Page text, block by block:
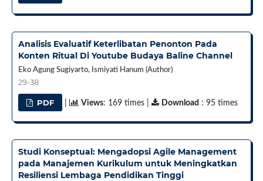
Analisis Evaluatif Keterlibatan Penonton Pada
Konten Ritual Di Youtube Budaya Baline Channel
Eko Agung Sugiyarto, Ismiyati Hanum (Author)
29-38
PDF Views: 169 times | Download : 95 times
Studi Konseptual: Mengadopsi Agile Management
pada Manajemen Kurikulum untuk Meningkatkan
Resiliensi Lembaga Pendidikan Tinggi